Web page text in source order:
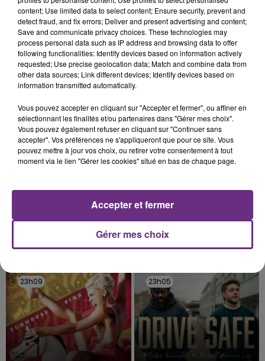
20h36
SI TOUT LE MONDE FAIT ÇA, MOI L'ANNÉE
PROCHAINE JE VENDANGE EN...
La vendange en Champagne a débuté ce jeudi 6
août dans la commune de Montgueux (Aube). Du
jamais vu !
14h39
L'ORDRE SUR LES CONDITIONS DE...
Alors que les dates de début des vendange 2026
s'est avéré être plus précoce que prévu,
l'inspection du Travail en profite pour rappeler
les conditions de...
TITRES DIFFUSÉS
23h09
23h09 23h05
23h05
content; Use limited data to select content; Ensure security, prevent and
detect fraud, and fix errors; Deliver and present advertising and content;
Save and communicate privacy choices. These technologies may
process personal data such as IP address and browsing data to offer
following functionalities: Identify devices based on information actively
requested; Use precise geolocation data; Match and combine data from
other data sources; Link different devices; Identify devices based on
information transmitted automatically.
Vous pouvez accepter en cliquant sur "Accepter et fermer", ou affiner en
sélectionnant les finalités et/ou partenaires dans "Gérer mes choix".
Vous pouvez également refuser en cliquant sur "Continuer sans
accepter". Vos préférences ne s'appliqueront que pour ce site. Vous
pouvez mettre à jour vos choix, ou retirer votre consentement à tout
moment via le lien "Gérer les cookies" situé en bas de chaque page.
Gérer mes choix
Accepter et fermer